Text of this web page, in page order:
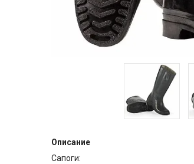
Описание
Сапоги: